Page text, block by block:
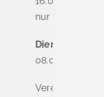
nur nach
Dienstag -
08.00 - 12.00
Vereinbaren